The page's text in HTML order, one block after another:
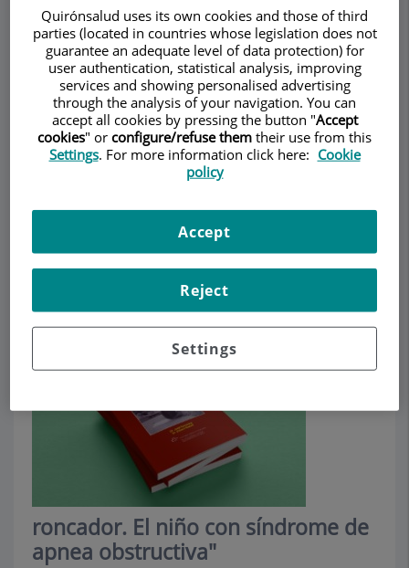
DescripciónServiciosEquipoContactoDatos de interés
Horario
Pedir cita
Publicaciones
Libros
roncador. El niño con síndrome de
apnea obstructiva"
Quirónsalud uses its own cookies and those of third
parties (located in countries whose legislation does not
guarantee an adequate level of data protection) for
user authentication, statistical analysis, improving
services and showing personalised advertising
through the analysis of your navigation. You can
accept all cookies by pressing the button "Accept
cookies" or configure/refuse them their use from this
Settings. For more information click here: Cookie
policy
Settings
Reject
Accept